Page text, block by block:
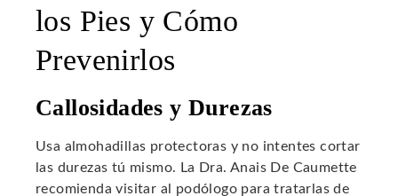
los Pies y Cómo
Prevenirlos
Callosidades y Durezas
Usa almohadillas protectoras y no intentes cortar
las durezas tú mismo. La Dra. Anais De Caumette
recomienda visitar al podólogo para tratarlas de